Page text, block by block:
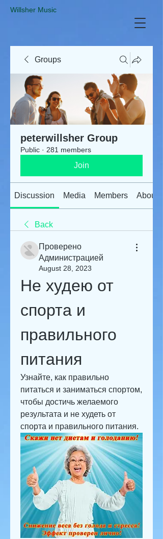
​Willsher Music
Groups
peterwillsher Group
Public · 281 members
Join
Discussion Media Members About
Back
Проверено
Администрацией
August 28, 2023
Не худею от
спорта и
правильного
питания
Узнайте, как правильно
питаться и заниматься спортом,
чтобы достичь желаемого
результата и не худеть от
спорта и правильного питания.